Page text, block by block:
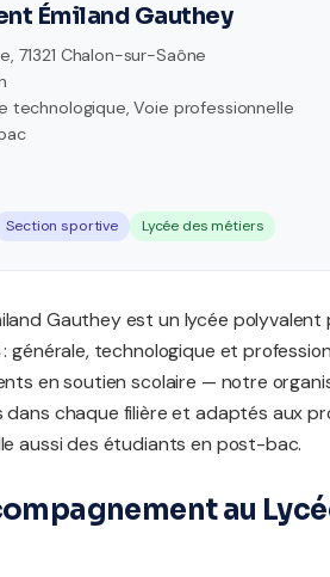
Émiland Gauthey
71321 Chalon-sur-Saône
technologique, Voie professionnelle
Section sportive Lycée des métiers
Gauthey est un lycée polyvalent
: générale, technologique et
en soutien scolaire — notre
chaque filière et adaptés aux
aussi des étudiants en post-bac.
au